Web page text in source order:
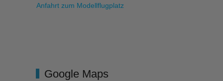
Anfahrt zum Modellflugplatz
Google Maps